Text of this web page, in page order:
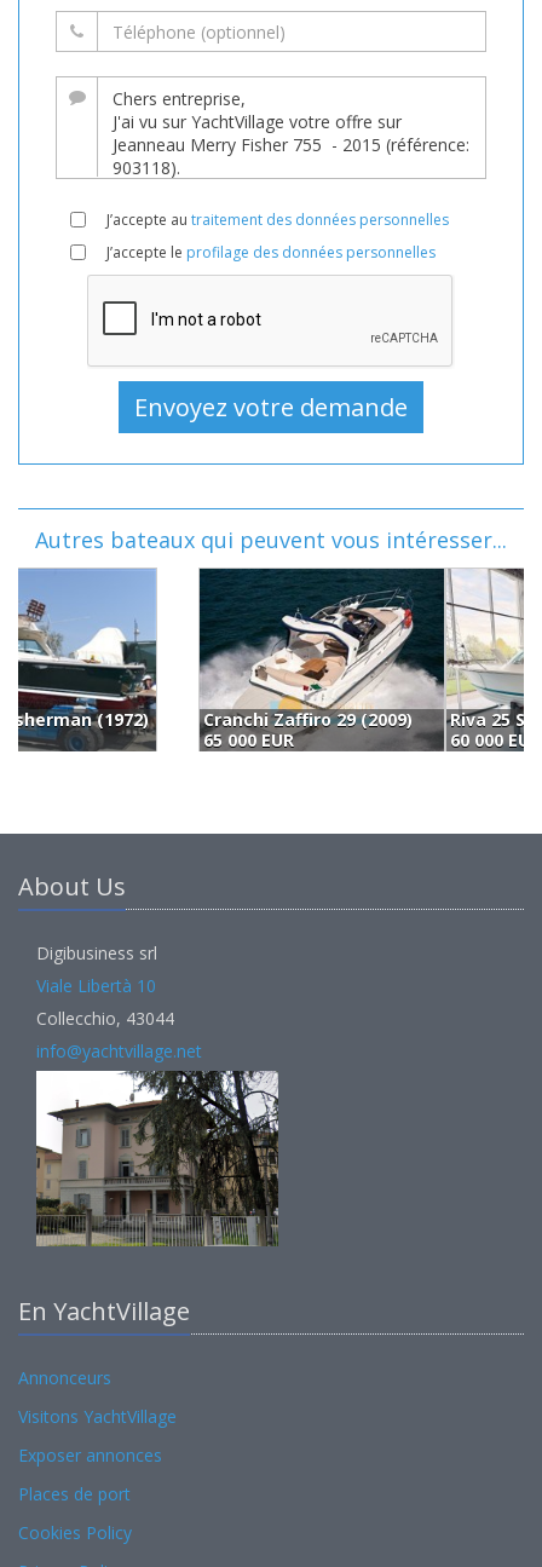
J’accepte au traitement des données personnelles
J’accepte le profilage des données personnelles
Autres bateaux qui peuvent vous intéresser...
Cranchi Zaffiro 29 (2009)
65 000 EUR
Riva 25 Sport Fisherman (1974)
60 000 EUR
About Us
Digibusiness srl
Viale Libertà 10
Collecchio, 43044
info@yachtvillage.net
En YachtVillage
Annonceurs
Visitons YachtVillage
Exposer annonces
Places de port
Cookies Policy